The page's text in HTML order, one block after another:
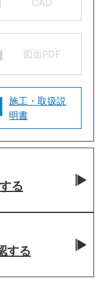
CAD
図面PDF
施工・取扱説
明書
る
する